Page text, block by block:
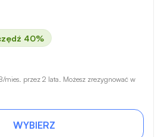
40%
/mies. przez 2 lata. Możesz zrezygnować w
WYBIERZ